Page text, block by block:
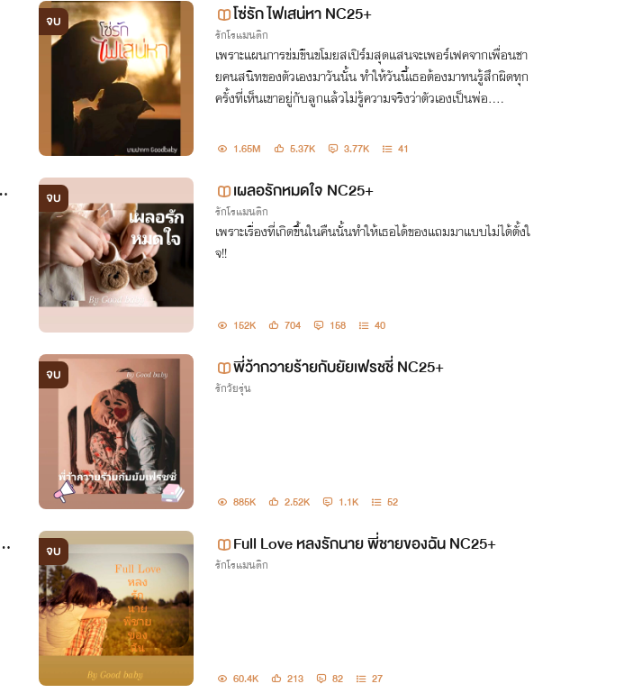
จบ โซ่รัก ไฟเสน่หา NC25+
รักโรแมนติก
เพราะแผนการข่มขืนขโมยสเปิร์มสุดแสนจะเพอร์เฟคจากเพื่อนชา
ยคนสนิทของตัวเองมาวันนั้น ทำให้วันนี้เธอต้องมาทนรู้สึกผิดทุก
ครั้งที่เห็นเขาอยู่กับลูกแล้วไม่รู้ความจริงว่าตัวเองเป็นพ่อ....
1.65M 5.37K 3.77K 41
จบ เผลอรักหมดใจ NC25+
รักโรแมนติก
เพราะเรื่องที่เกิดขึ้นในคืนนั้นทำให้เธอได้ของแถมมาแบบไม่ได้ตั้งใ
จ!!
152K 704 158 40
จบ พี่ว้ากวายร้ายกับยัยเฟรชชี่ NC25+
รักวัยรุ่น
885K 2.52K 1.1K 52
จบ Full Love หลงรักนาย พี่ชายของฉัน NC25+
รักโรแมนติก
60.4K 213 82 27